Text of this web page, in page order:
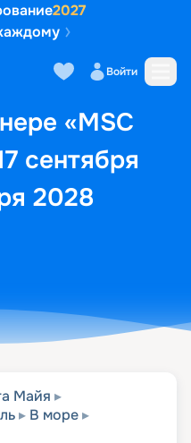
2027
Войти
«MSC
сентября
2028
Маршрут и
Майя
В море